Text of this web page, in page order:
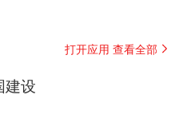
打开应用 查看全部
建设